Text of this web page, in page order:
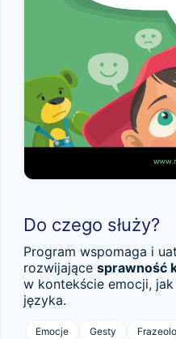
Do czego służy?
Program wspomaga i
rozwijające sprawność
w kontekście emocji,
języka.
Emocje Gesty